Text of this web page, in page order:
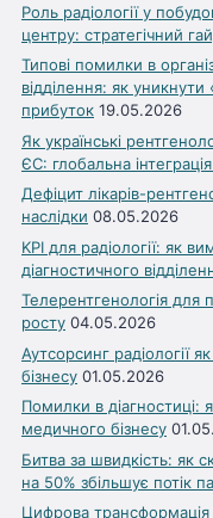
Роль радіології у
центру: стратегічний
Типові помилки в
відділення: як
прибуток 19.05.2026
Як українські
ЄС: глобальна
Дефіцит лікарів-
наслідки 08.05.2026
KPI для радіології: як
діагностичного
Телерентгенологія для
росту 04.05.2026
Аутсорсинг радіології
бізнесу 01.05.2026
Помилки в діагностиці:
медичного бізнесу
Битва за швидкість: як
на 50% збільшує потік
Цифрова трансформація